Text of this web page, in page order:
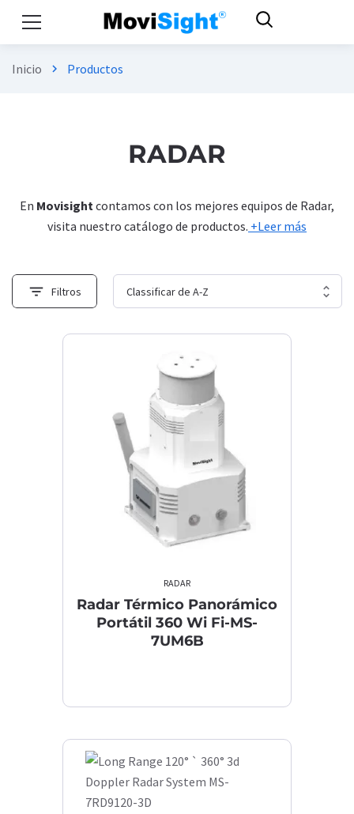
Inicio chevron_right Productos
RADAR
En Movisightcontamos con los mejores equipos de Radar,
visita nuestro catálogo de productos. +Leer más
filter_list Filtros
RADAR
Radar Térmico Panorámico
Portátil 360 Wi Fi-MS-
7UM6B